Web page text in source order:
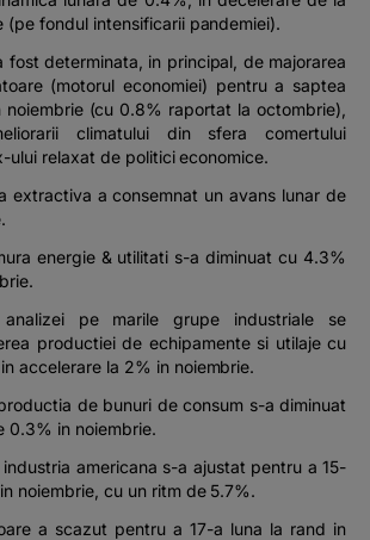
(pe fondul intensificarii pandemiei).
fost determinata, in principal, de majorarea
(motorul economiei) pentru a saptea
noiembrie (cu 0.8% raportat la octombrie),
climatului din sfera comertului
ului relaxat de politici economice.
extractiva a consemnat un avans lunar de
energie & utilitati s-a diminuat cu 4.3%
pe marile grupe industriale se
productiei de echipamente si utilaje cu
accelerare la 2% in noiembrie.
de bunuri de consum s-a diminuat
0.3% in noiembrie.
americana s-a ajustat pentru a 15-
noiembrie, cu un ritm de 5.7%.
a scazut pentru a 17-a luna la rand in